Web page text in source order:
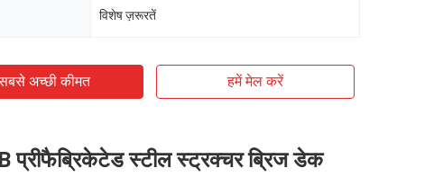
विशेष ज़रूरतें
अच्छी कीमत हमें मेल करें
प्रीफैब्रिकेटेड स्टील स्ट्रक्चर ब्रिज डेक